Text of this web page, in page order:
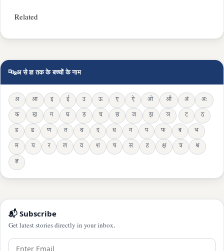
Related
🔤अ से ज्ञ तक के बच्चों के नाम
अ आ इ ई उ ऊ ए ऐ ओ औ अं
अः
क
ख ग घ ङ च छ ज झ ञ ट
ठ
ड
ढ ण त थ द ध न प फ ब
भ
म
य र ल व श ष स ह क्ष त्र
श्र
ज्ञ
📬 Subscribe
Get latest stories directly in your inbox.